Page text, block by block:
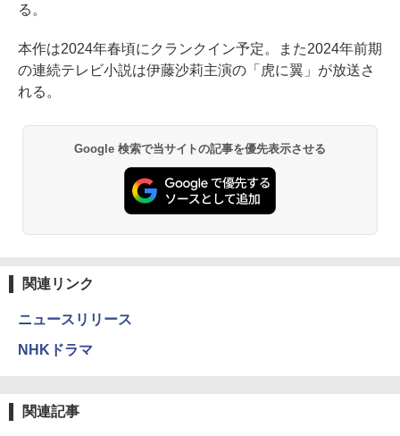
る。
本作は2024年春頃にクランクイン予定。また2024年前期
の連続テレビ小説は伊藤沙莉主演の「虎に翼」が放送さ
れる。
Google 検索で当サイトの記事を優先表示させる
関連リンク
ニュースリリース
NHKドラマ
関連記事